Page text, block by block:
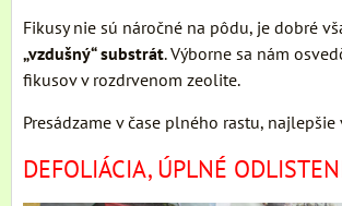
Fikusy nie sú náročné na pôdu, je dobré
„vzdušný“ substrát. Výborne sa nám
fikusov v rozdrvenom zeolite.
Presádzame v čase plného rastu,
DEFOLIÁCIA, ÚPLNÉ